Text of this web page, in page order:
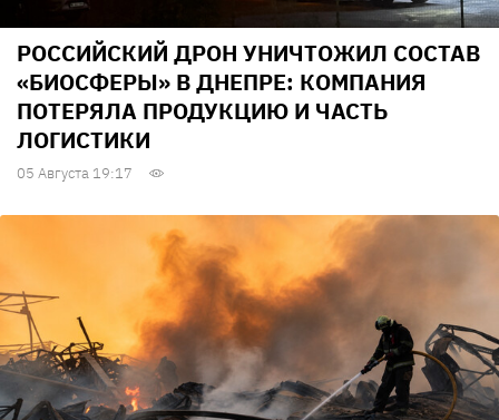
РОССИЙСКИЙ ДРОН УНИЧТОЖИЛ СОСТАВ
«БИОСФЕРЫ» В ДНЕПРЕ: КОМПАНИЯ
ПОТЕРЯЛА ПРОДУКЦИЮ И ЧАСТЬ
ЛОГИСТИКИ
05 Августа 19:17